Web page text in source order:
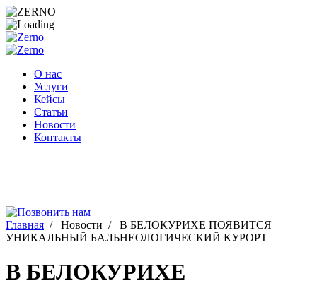
Перейти
к
О нас
Услуги
Кейсы
Статьи
Новости
Контакты
Главная / Новости / В БЕЛОКУРИХЕ ПОЯВИТСЯ
УНИКАЛЬНЫЙ БАЛЬНЕОЛОГИЧЕСКИЙ КУРОРТ
В БЕЛОКУРИХЕ